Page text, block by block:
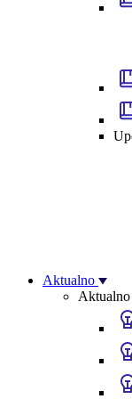
Aktualno
Aktualno